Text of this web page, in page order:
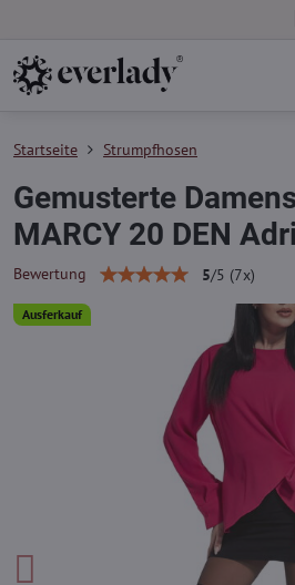
Ausferkauf
Startseite Strumpfhosen
Gemusterte
MARCY 20 DEN
Bewertung 5/5 (7x)